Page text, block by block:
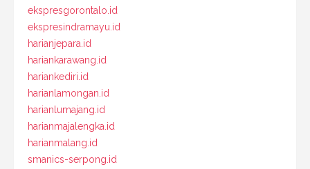
ekspresgorontalo.id
ekspresindramayu.id
harianjepara.id
hariankarawang.id
hariankediri.id
harianlamongan.id
harianlumajang.id
harianmajalengka.id
harianmalang.id
smanics-serpong.id